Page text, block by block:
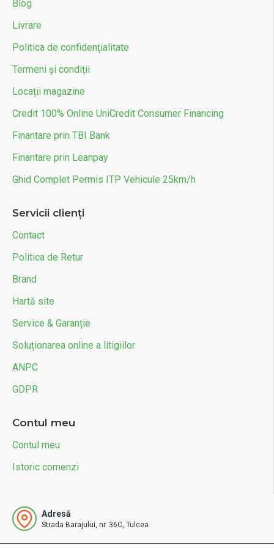
Blog
Livrare
Politica de confidențialitate
Termeni și condiții
Locații magazine
Credit 100% Online UniCredit Consumer Financing
Finantare prin TBI Bank
Finantare prin Leanpay
Ghid Complet Permis ITP Vehicule 25km/h
Servicii clienți
Contact
Politica de Retur
Brand
Hartă site
Service & Garanție
Soluționarea online a litigiilor
ANPC
GDPR
Contul meu
Contul meu
Istoric comenzi
Adresă
Strada Barajului, nr. 36C, Tulcea